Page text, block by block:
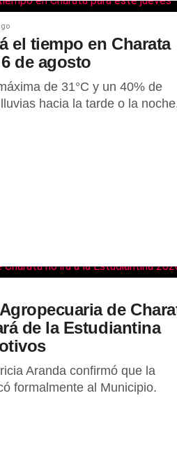
el tiempo en Charata
de agosto
de 31°C y un 40% de
hacia la tarde o la
de
de la Estudiantina
Aranda confirmó que la
formalmente al Municipio.